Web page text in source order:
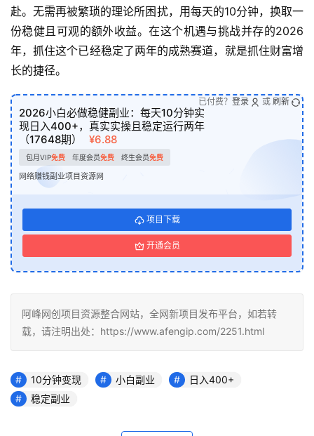
赴。无需再被繁琐的理论所困扰，用每天的10分钟，换取一
份稳健且可观的额外收益。在这个机遇与挑战并存的2026
年，抓住这个已经稳定了两年的成熟赛道，就是抓住财富增
长的捷径。
2026小白必做稳健副业：每天10分钟实
现日入400+，真实实操且稳定运行两年
（17648期）
¥6.88
包月VIP免费 年度会员免费 终生会员免费
网络赚钱副业项目资源网
项目下载
开通会员
已付费？ 登录 或 刷新
阿峰网创项目资源整合网站，全网新项目发布平台，如若转
载，请注明出处：https://www.afengip.com/2251.html
10分钟变现 小白副业
日入400+
稳定副业